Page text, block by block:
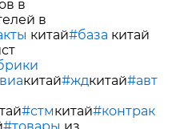
в
в
китай#база китай
китай#ждкитай#авт
#стмкитай#контрак
#товары из